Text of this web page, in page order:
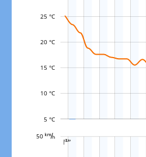
5 °C
10 °C
15 °C
20 °C
25 °C

50 